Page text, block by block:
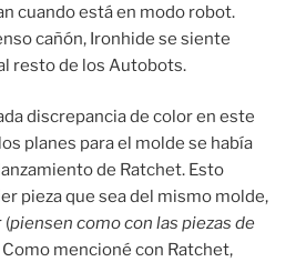
cuando está en modo robot.
cañón, Ironhide se siente
resto de los Autobots.
discrepancia de color en este
planes para el molde se había
de Ratchet. Esto
pieza que sea del mismo molde,
(piensen como con las piezas de
Como mencioné con Ratchet,